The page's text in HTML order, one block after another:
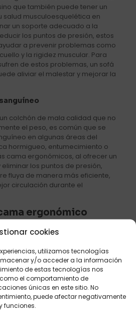
cookies
utilizamos tecnologías
y/o acceder a la información
de estas tecnologías nos
el comportamiento de
únicas en este sitio. No
puede afectar negativamente
funciones.
que también puede tener un
salud musculoesquelética en
un soporte adecuado a la
los puntos de presión, estos
a prevenir problemas como
y la rigidez muscular. Para
de estos problemas, un sofá
aliviar el malestar y mejorar la
colchón de mala calidad que no
el peso, es común que se
en algunas áreas del
hormigueo, entumecimiento o
cama ergonómicos, al ofrecer un
los puntos de presión,
fluya de manera más eficiente,
circulación durante el
ergonómico
fundamental elegir el modelo
aspectos clave a tener en
: Asegúrate de que el colchón
grueso y esté hecho de
un buen soporte, como la